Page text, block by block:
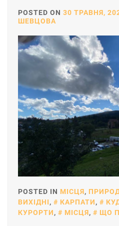
POSTED ON 30 ТРАВНЯ,
ШЕВЦОВА
POSTED IN МІСЦЯ,
ВИХІДНІ, КАРПАТИ,
КУРОРТИ, МІСЦЯ, ЩО